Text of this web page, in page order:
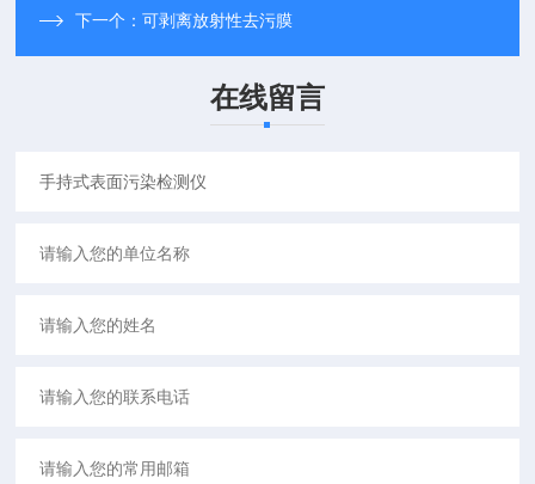
下一个：可剥离放射性去污膜
在线留言